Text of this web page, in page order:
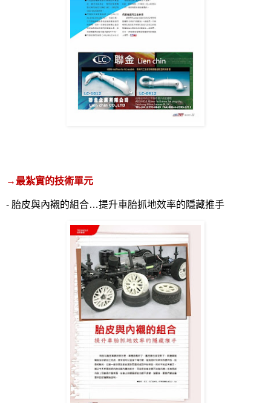
→ 最紮實的技術單元
- 胎皮與內襯的組合…提升車胎抓地效率的隱藏推手